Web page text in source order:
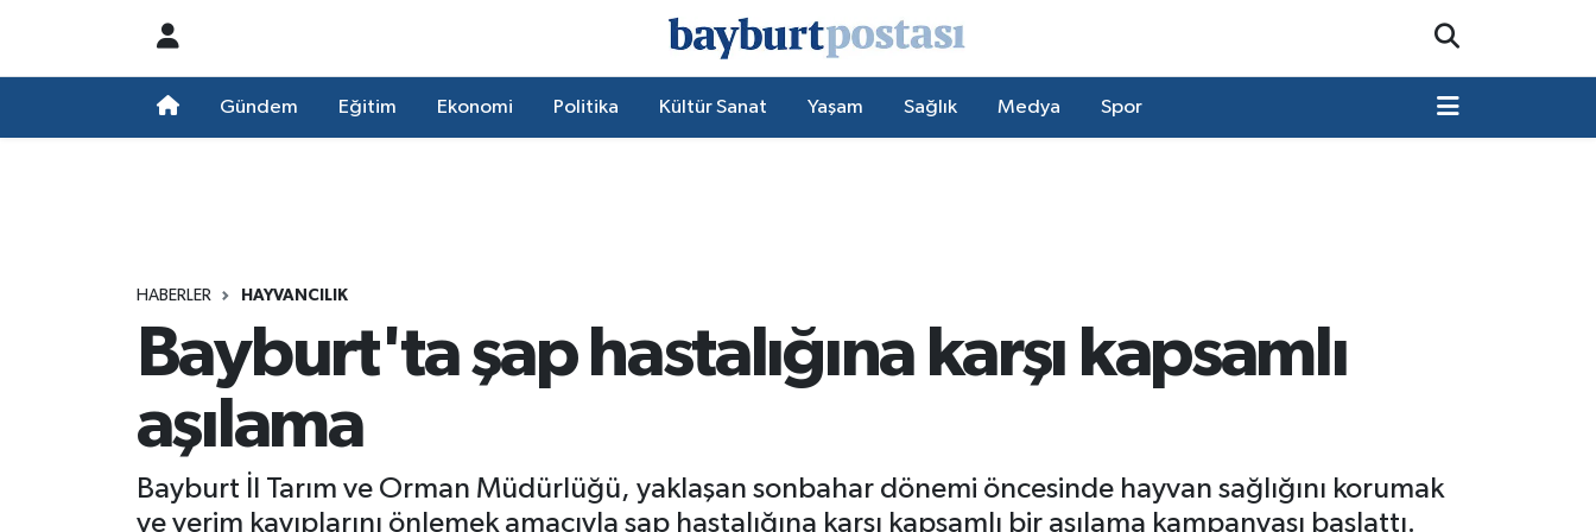
Gündem Eğitim Ekonomi Politika Kültür Sanat Yaşam Sağlık Medya Spor
HABERLER HAYVANCILIK
Bayburt'ta şap hastalığına karşı kapsamlı
aşılama
Bayburt İl Tarım ve Orman Müdürlüğü, yaklaşan sonbahar dönemi öncesinde hayvan sağlığını korumak
ve verim kayıplarını önlemek amacıyla şap hastalığına karşı kapsamlı bir aşılama kampanyası başlattı.
Süper Lig Puan Durumu ve Fikstür
Son Dakika Haberleri
Haber Arşivi